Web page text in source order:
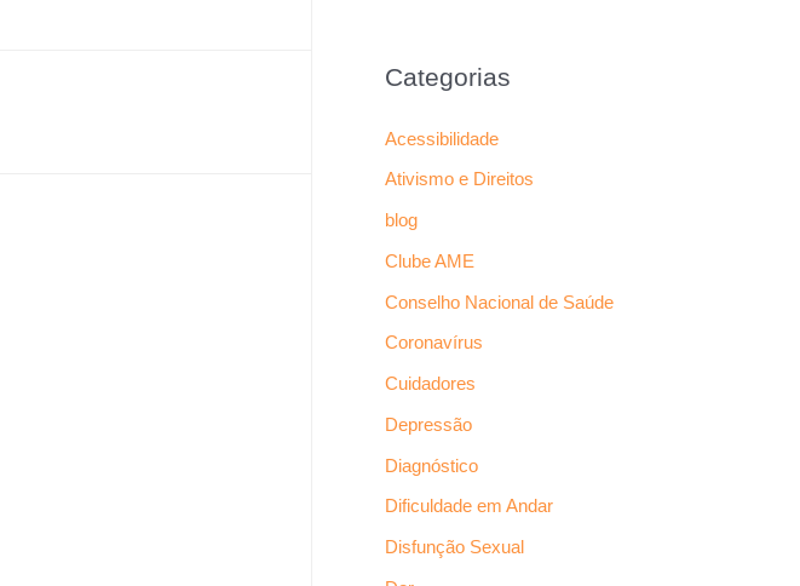
Categorias
Acessibilidade
Ativismo e Direitos
blog
Clube AME
Conselho Nacional de Saúde
Coronavírus
Cuidadores
Depressão
Diagnóstico
Dificuldade em Andar
Disfunção Sexual